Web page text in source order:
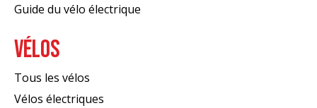
Guide du vélo électrique
VÉLOS
Tous les vélos
Vélos électriques